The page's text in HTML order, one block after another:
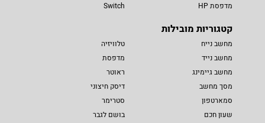
מדפסת HP
Switch
קטגוריות מובילות
מחשב נייח
מחשב נייד
מחשב גיימינג
מסך מחשב
סמארטפון
שעון חכם
טלוויזיה
מדפסת
ראוטר
דיסק חיצוני
סטרימר
בושם לגבר